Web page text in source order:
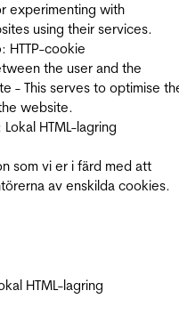
experimenting with
using their services.
: HTTP-cookie
the user and the
- This serves to optimise
website.
Lokal HTML-lagring
som vi er i färd med att
av enskilda cookies.
HTML-lagring